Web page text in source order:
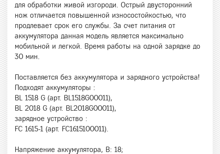
для обработки живой изгороди. Острый двусторонний
нож отличается повышенной износостойкостью, что
продлевает срок его службы. За счет питания от
аккумулятора данная модель является максимально
мобильной и легкой. Время работы на одной зарядке до
30 мин.
Поставляется без аккумулятора и зарядного устройства!
Подходят аккумуляторы :
BL 1518 G (арт. BL1518G00011),
BL 2018 G (арт. BL2018G00011),
зарядное устройство :
FC 1615-1 (арт. FC1615100011).
Напряжение аккумулятора, В: 18;